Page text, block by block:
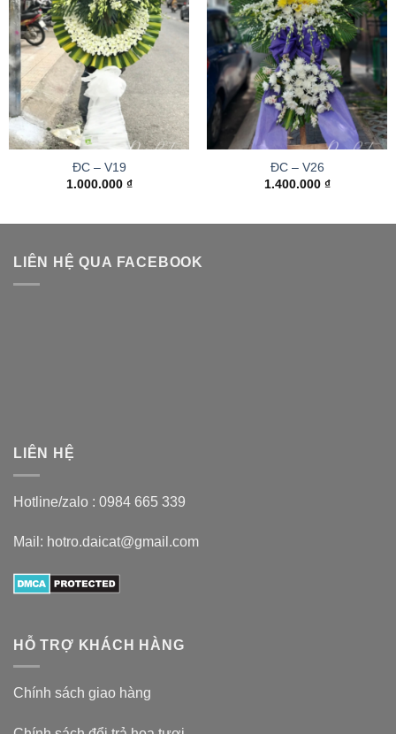
ĐC – V19
1.000.000 ₫
ĐC – V26
1.400.000 ₫
LIÊN HỆ QUA FACEBOOK
LIÊN HỆ
Hotline/zalo : 0984 665 339
Mail: hotro.daicat@gmail.com
HỖ TRỢ KHÁCH HÀNG
Chính sách giao hàng